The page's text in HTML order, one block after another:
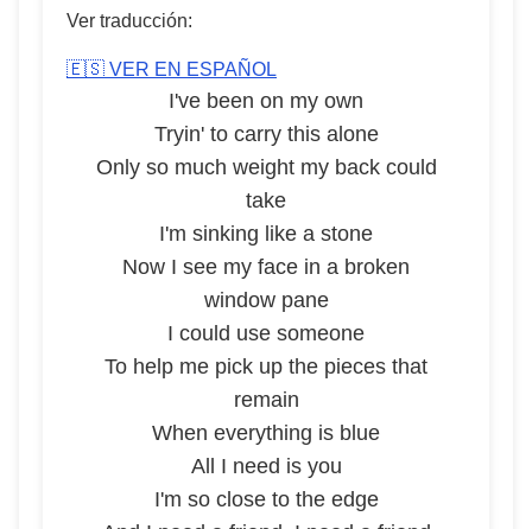
Ver traducción:
🇪🇸 VER EN ESPAÑOL
I've been on my own
Tryin' to carry this alone
Only so much weight my back could
take
I'm sinking like a stone
Now I see my face in a broken
window pane
I could use someone
To help me pick up the pieces that
remain
When everything is blue
All I need is you
I'm so close to the edge